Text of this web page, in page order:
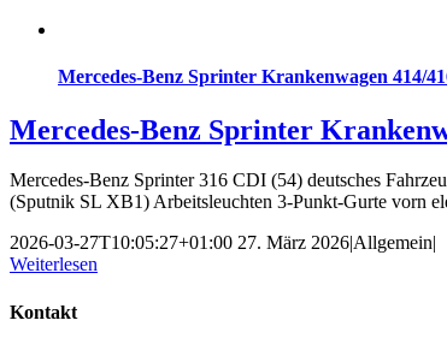
Mercedes-Benz Sprinter Krankenwagen 414/
Mercedes-Benz Sprinter
Mercedes-Benz Sprinter 316 CDI (54) deutsches
(Sputnik SL XB1) Arbeitsleuchten 3-Punkt-Gurte vorn
2026-03-27T10:05:27+01:00 27. März 2026|Allgemein|
Weiterlesen
Kontakt